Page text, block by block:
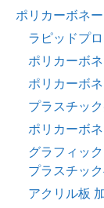
ポリカーボネ
ラピッドプ
ポリカーボ
ポリカーボ
プラスチッ
ポリカーボ
グラフィッ
プラスチッ
アクリル板